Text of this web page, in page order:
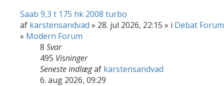
Saab 9,3 t 175 hk 2008 turbo
af karstensandvad » 28. jul 2026, 22:15 » i Debat Forum
» Modern Forum
8 Svar
495 Visninger
Seneste indlægaf karstensandvad
6. aug 2026, 09:29